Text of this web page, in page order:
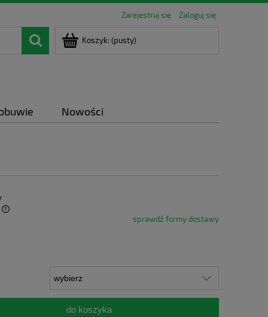
Zarejestruj się Zaloguj się
Koszyk: (pusty)
Nowości
sprawdź formy dostawy
do koszyka